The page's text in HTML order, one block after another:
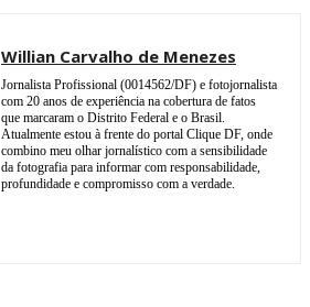
Willian Carvalho de Menezes
Jornalista Profissional (0014562/DF) e fotojornalista
com 20 anos de experiência na cobertura de fatos
que marcaram o Distrito Federal e o Brasil.
Atualmente estou à frente do portal Clique DF, onde
combino meu olhar jornalístico com a sensibilidade
da fotografia para informar com responsabilidade,
profundidade e compromisso com a verdade.